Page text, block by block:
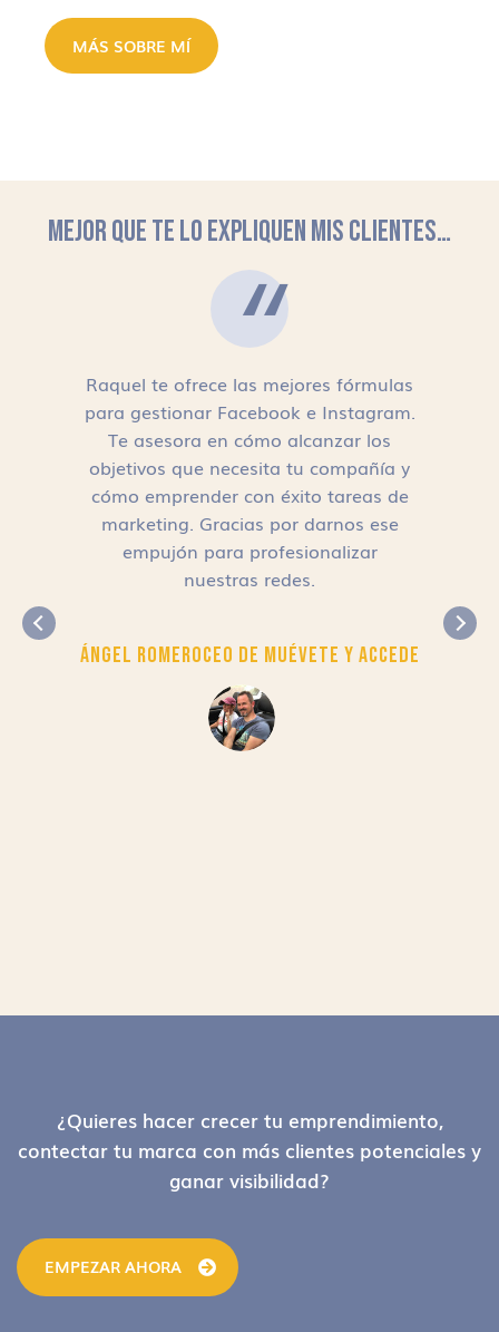
MÁS SOBRE MÍ
MEJOR QUE TE LO EXPLIQUEN MIS CLIENTES…
Raquel te ofrece las mejores fórmulas
para gestionar Facebook e Instagram.
Te asesora en cómo alcanzar los
objetivos que necesita tu compañía y
cómo emprender con éxito tareas de
marketing. Gracias por darnos ese
empujón para profesionalizar
nuestras redes.
Ángel RomeroCEO de Muévete y Accede
Footer¿Quieres hacer crecer tu emprendimiento,
contectar tu marca con más clientes potenciales y
ganar visibilidad?
EMPEZAR AHORA